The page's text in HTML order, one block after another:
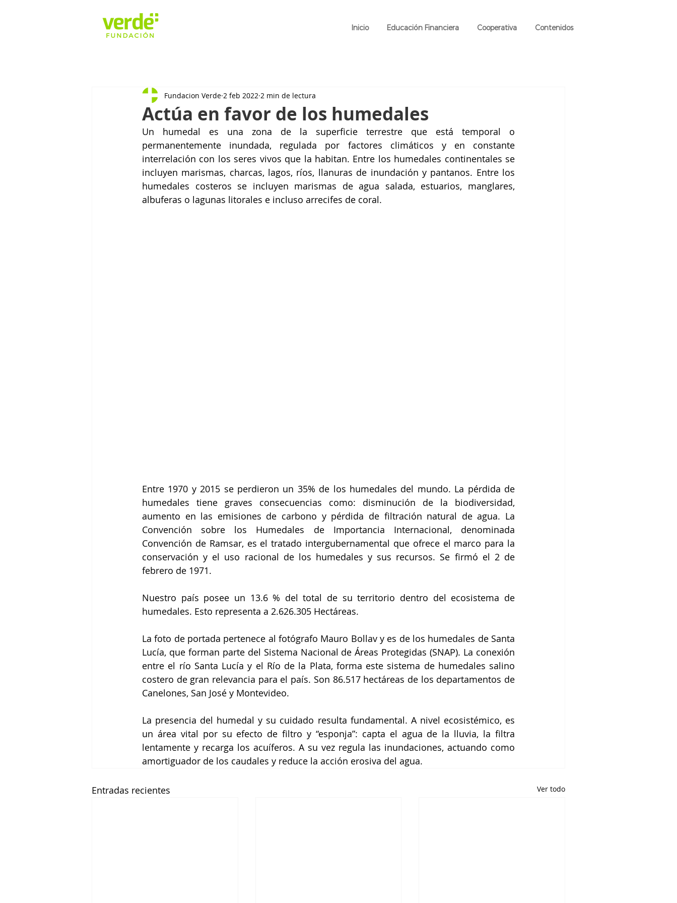
Inicio Educación Financiera Cooperativa Contenidos
Actúa en favor de los humedales
Fundacion Verde 2 feb 2022 2 min de lectura
Un humedal es una zona de la superficie terrestre que está temporal o
permanentemente inundada, regulada por factores climáticos y en constante
interrelación con los seres vivos que la habitan. Entre los humedales continentales se
incluyen marismas, charcas, lagos, ríos, llanuras de inundación y pantanos. Entre los
humedales costeros se incluyen marismas de agua salada, estuarios, manglares,
albuferas o lagunas litorales e incluso arrecifes de coral.
Entre 1970 y 2015 se perdieron un 35% de los humedales del mundo. La pérdida de
humedales tiene graves consecuencias como: disminución de la biodiversidad,
aumento en las emisiones de carbono y pérdida de filtración natural de agua. La
Convención sobre los Humedales de Importancia Internacional, denominada
Convención de Ramsar, es el tratado intergubernamental que ofrece el marco para la
conservación y el uso racional de los humedales y sus recursos. Se firmó el 2 de
febrero de 1971.
Nuestro país posee un 13.6 % del total de su territorio dentro del ecosistema de
humedales. Esto representa a 2.626.305 Hectáreas.
La foto de portada pertenece al fotógrafo Mauro Bollav y es de los humedales de Santa
Lucía, que forman parte del Sistema Nacional de Áreas Protegidas (SNAP). La conexión
entre el río Santa Lucía y el Río de la Plata, forma este sistema de humedales salino
costero de gran relevancia para el país. Son 86.517 hectáreas de los departamentos de
Canelones, San José y Montevideo.
La presencia del humedal y su cuidado resulta fundamental. A nivel ecosistémico, es
un área vital por su efecto de filtro y “esponja”: capta el agua de la lluvia, la filtra
lentamente y recarga los acuíferos. A su vez regula las inundaciones, actuando como
amortiguador de los caudales y reduce la acción erosiva del agua.
Entradas recientes Ver todo